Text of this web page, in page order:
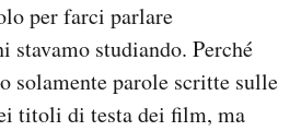
per farci parlare
stavamo studiando. Perché
solamente parole scritte sulle
titoli di testa dei film, ma